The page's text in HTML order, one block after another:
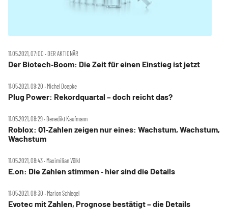
11.05.2021, 07:00 ‧ DER AKTIONÄR
Der Biotech‑Boom: Die Zeit für einen Einstieg ist jetzt
11.05.2021, 09:20 ‧ Michel Doepke
Plug Power: Rekordquartal – doch reicht das?
11.05.2021, 08:29 ‧ Benedikt Kaufmann
Roblox: Q1‑Zahlen zeigen nur eines: Wachstum, Wachstum,
Wachstum
11.05.2021, 08:43 ‧ Maximilian Völkl
E.on: Die Zahlen stimmen ‑ hier sind die Details
11.05.2021, 08:30 ‧ Marion Schlegel
Evotec mit Zahlen, Prognose bestätigt – die Details